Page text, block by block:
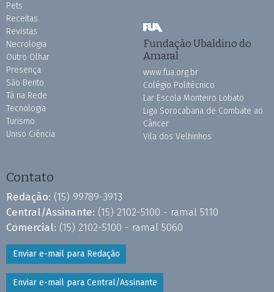
Pets
Receitas
Revistas
Necrologia
Outro Olhar
Presença
São Bento
Tá na Rede
Tecnologia
Turismo
Uniso Ciência
Fundação Ubaldino do
Amaral
www.fua.org.br
Colégio Politécnico
Lar Escola Monteiro Lobato
Liga Sorocabana de Combate ao
Câncer
Vila dos Velhinhos
Contato
Redação: (15) 99789-3913
Central/Assinante: (15) 2102-5100 - ramal 5110
Comercial: (15) 2102-5100 - ramal 5060
Enviar e-mail para Redação
Enviar e-mail para Central/Assinante